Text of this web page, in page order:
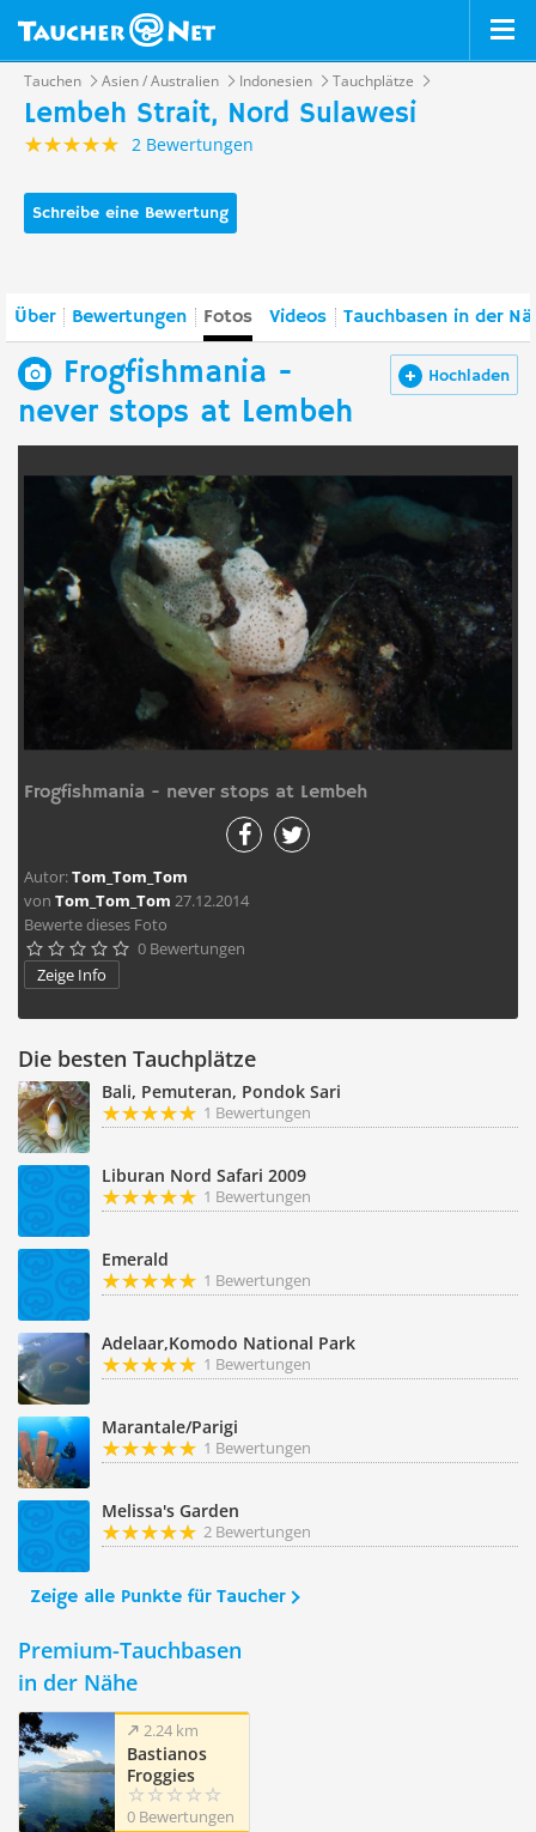
Tauchen Asien / Australien Indonesien Tauchplätze
Lembeh Strait, Nord Sulawesi
2 Bewertungen
Schreibe eine Bewertung
Über Bewertungen Fotos Videos Tauchbasen in der
Hochladen
Frogfishmania -
never stops at Lembeh
Frogfishmania - never stops at Lembeh
Autor:Tom_Tom_Tom
von Tom_Tom_Tom 27.12.2014
Bewerte dieses Foto
     0 Bewertungen
Zeige Info
Die besten Tauchplätze
Bali, Pemuteran, Pondok Sari
1 Bewertungen
Liburan Nord Safari 2009
1 Bewertungen
Emerald
1 Bewertungen
Adelaar,Komodo National Park
1 Bewertungen
Marantale/Parigi
1 Bewertungen
Melissa's Garden
2 Bewertungen
Zeige alle Punkte für Taucher
Premium-Tauchbasen
in der Nähe
2.24 km
Bastianos
Froggies
Lembeh Dive
Resort
0 Bewertungen